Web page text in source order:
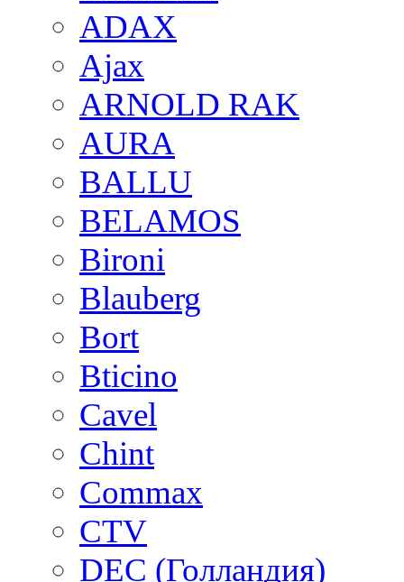
ADAX
Ajax
ARNOLD RAK
AURA
BALLU
BELAMOS
Bironi
Blauberg
Bort
Bticino
Cavel
Chint
Commax
CTV
DEC (Голландия)